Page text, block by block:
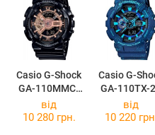
Casio G-Shock
GA-110MMC-
1A
Casio G-
GA-110TX-
від
10 280 грн.
від
10 220